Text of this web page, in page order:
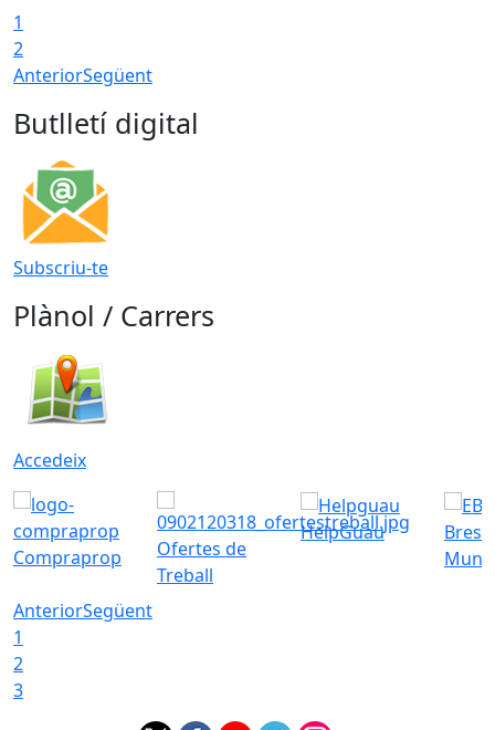
1
2
AnteriorSegüent
Butlletí digital
Subscriu-te
Plànol / Carrers
Accedeix
Compraprop
Ofertes de
Treball
HelpGuau
AnteriorSegüent
1
2
3